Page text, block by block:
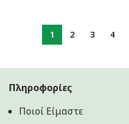
21.60€.
είναι:
1 2 3 4
Πληροφορίες
Ποιοί Είμαστε